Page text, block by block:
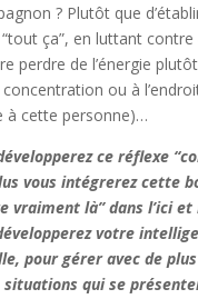
? Plutôt que
ça”, en luttant contre
perdre de l’énergie
ou à
à cette personne)…
ce réflexe
vous intégrerez cette
vraiment là” dans l’ici
votre
pour gérer avec de
qui se